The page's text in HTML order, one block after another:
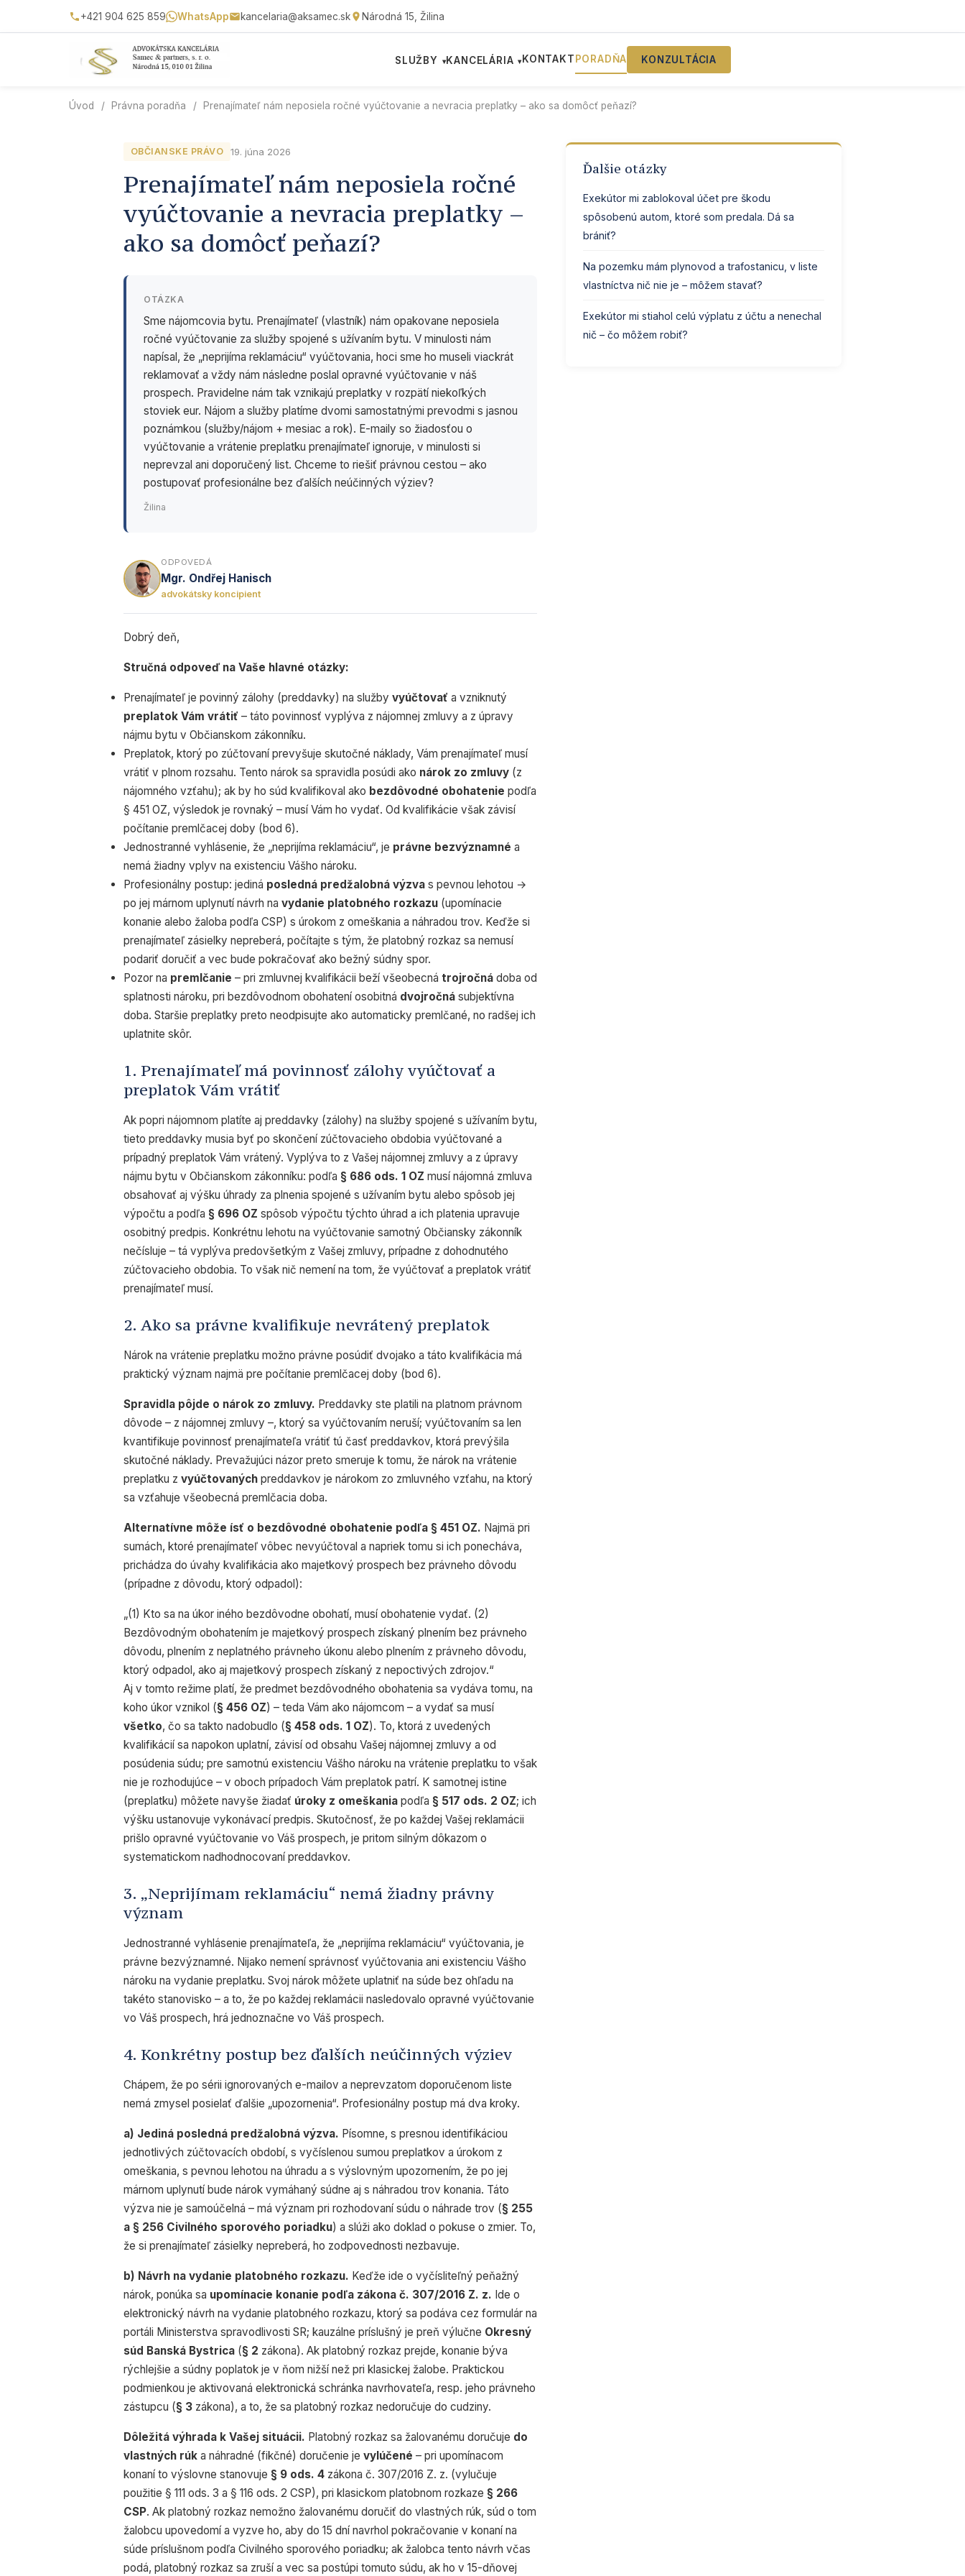
+421 904 625 859 WhatsApp kancelaria@aksamec.sk Národná 15, Žilina
SLUŽBY ▾KANCELÁRIA ▾KONTAKT PORADŇA KONZULTÁCIA
Úvod / Právna poradňa / Prenajímateľ nám neposiela ročné vyúčtovanie a nevracia preplatky – ako sa domôcť peňazí?
OBČIANSKE PRÁVO 19. júna 2026
Prenajímateľ nám neposiela ročné
vyúčtovanie a nevracia preplatky –
ako sa domôcť peňazí?
OTÁZKA
Sme nájomcovia bytu. Prenajímateľ (vlastník) nám opakovane neposiela
ročné vyúčtovanie za služby spojené s užívaním bytu. V minulosti nám
napísal, že „neprijíma reklamáciu“ vyúčtovania, hoci sme ho museli viackrát
reklamovať a vždy nám následne poslal opravné vyúčtovanie v náš
prospech. Pravidelne nám tak vznikajú preplatky v rozpätí niekoľkých
stoviek eur. Nájom a služby platíme dvomi samostatnými prevodmi s jasnou
poznámkou (služby/nájom + mesiac a rok). E-maily so žiadosťou o
vyúčtovanie a vrátenie preplatku prenajímateľ ignoruje, v minulosti si
neprevzal ani doporučený list. Chceme to riešiť právnou cestou – ako
postupovať profesionálne bez ďalších neúčinných výziev?
Žilina
ODPOVEDÁ
Mgr. Ondřej Hanisch
advokátsky koncipient
Dobrý deň,
Stručná odpoveď na Vaše hlavné otázky:
Prenajímateľ je povinný zálohy (preddavky) na služby vyúčtovať a vzniknutý
preplatok Vám vrátiť – táto povinnosť vyplýva z nájomnej zmluvy a z úpravy
nájmu bytu v Občianskom zákonníku.
Preplatok, ktorý po zúčtovaní prevyšuje skutočné náklady, Vám prenajímateľ musí
vrátiť v plnom rozsahu. Tento nárok sa spravidla posúdi ako nárok zo zmluvy (z
nájomného vzťahu); ak by ho súd kvalifikoval ako bezdôvodné obohatenie podľa
§ 451 OZ, výsledok je rovnaký – musí Vám ho vydať. Od kvalifikácie však závisí
počítanie premlčacej doby (bod 6).
Jednostranné vyhlásenie, že „neprijíma reklamáciu“, je právne bezvýznamné a
nemá žiadny vplyv na existenciu Vášho nároku.
Profesionálny postup: jediná posledná predžalobná výzva s pevnou lehotou →
po jej márnom uplynutí návrh na vydanie platobného rozkazu (upomínacie
konanie alebo žaloba podľa CSP) s úrokom z omeškania a náhradou trov. Keďže si
prenajímateľ zásielky nepreberá, počítajte s tým, že platobný rozkaz sa nemusí
podariť doručiť a vec bude pokračovať ako bežný súdny spor.
Pozor na premlčanie – pri zmluvnej kvalifikácii beží všeobecná trojročná doba od
splatnosti nároku, pri bezdôvodnom obohatení osobitná dvojročná subjektívna
doba. Staršie preplatky preto neodpisujte ako automaticky premlčané, no radšej ich
uplatnite skôr.
1. Prenajímateľ má povinnosť zálohy vyúčtovať a
preplatok Vám vrátiť
Ak popri nájomnom platíte aj preddavky (zálohy) na služby spojené s užívaním bytu,
tieto preddavky musia byť po skončení zúčtovacieho obdobia vyúčtované a
prípadný preplatok Vám vrátený. Vyplýva to z Vašej nájomnej zmluvy a z úpravy
nájmu bytu v Občianskom zákonníku: podľa § 686 ods. 1 OZ musí nájomná zmluva
obsahovať aj výšku úhrady za plnenia spojené s užívaním bytu alebo spôsob jej
výpočtu a podľa § 696 OZ spôsob výpočtu týchto úhrad a ich platenia upravuje
osobitný predpis. Konkrétnu lehotu na vyúčtovanie samotný Občiansky zákonník
nečísluje – tá vyplýva predovšetkým z Vašej zmluvy, prípadne z dohodnutého
zúčtovacieho obdobia. To však nič nemení na tom, že vyúčtovať a preplatok vrátiť
prenajímateľ musí.
2. Ako sa právne kvalifikuje nevrátený preplatok
Nárok na vrátenie preplatku možno právne posúdiť dvojako a táto kvalifikácia má
praktický význam najmä pre počítanie premlčacej doby (bod 6).
Spravidla pôjde o nárok zo zmluvy. Preddavky ste platili na platnom právnom
dôvode – z nájomnej zmluvy –, ktorý sa vyúčtovaním neruší; vyúčtovaním sa len
kvantifikuje povinnosť prenajímateľa vrátiť tú časť preddavkov, ktorá prevýšila
skutočné náklady. Prevažujúci názor preto smeruje k tomu, že nárok na vrátenie
preplatku z vyúčtovaných preddavkov je nárokom zo zmluvného vzťahu, na ktorý
sa vzťahuje všeobecná premlčacia doba.
Alternatívne môže ísť o bezdôvodné obohatenie podľa § 451 OZ. Najmä pri
sumách, ktoré prenajímateľ vôbec nevyúčtoval a napriek tomu si ich ponecháva,
prichádza do úvahy kvalifikácia ako majetkový prospech bez právneho dôvodu
(prípadne z dôvodu, ktorý odpadol):
„(1) Kto sa na úkor iného bezdôvodne obohatí, musí obohatenie vydať. (2)
Bezdôvodným obohatením je majetkový prospech získaný plnením bez právneho
dôvodu, plnením z neplatného právneho úkonu alebo plnením z právneho dôvodu,
ktorý odpadol, ako aj majetkový prospech získaný z nepoctivých zdrojov.“
Aj v tomto režime platí, že predmet bezdôvodného obohatenia sa vydáva tomu, na
koho úkor vznikol (§ 456 OZ) – teda Vám ako nájomcom – a vydať sa musí
všetko, čo sa takto nadobudlo (§ 458 ods. 1 OZ). To, ktorá z uvedených
kvalifikácií sa napokon uplatní, závisí od obsahu Vašej nájomnej zmluvy a od
posúdenia súdu; pre samotnú existenciu Vášho nároku na vrátenie preplatku to však
nie je rozhodujúce – v oboch prípadoch Vám preplatok patrí. K samotnej istine
(preplatku) môžete navyše žiadať úroky z omeškania podľa § 517 ods. 2 OZ; ich
výšku ustanovuje vykonávací predpis. Skutočnosť, že po každej Vašej reklamácii
prišlo opravné vyúčtovanie vo Váš prospech, je pritom silným dôkazom o
systematickom nadhodnocovaní preddavkov.
3. „Neprijímam reklamáciu“ nemá žiadny právny
význam
Jednostranné vyhlásenie prenajímateľa, že „neprijíma reklamáciu“ vyúčtovania, je
právne bezvýznamné. Nijako nemení správnosť vyúčtovania ani existenciu Vášho
nároku na vydanie preplatku. Svoj nárok môžete uplatniť na súde bez ohľadu na
takéto stanovisko – a to, že po každej reklamácii nasledovalo opravné vyúčtovanie
vo Váš prospech, hrá jednoznačne vo Váš prospech.
4. Konkrétny postup bez ďalších neúčinných výziev
Chápem, že po sérii ignorovaných e-mailov a neprevzatom doporučenom liste
nemá zmysel posielať ďalšie „upozornenia“. Profesionálny postup má dva kroky.
a) Jediná posledná predžalobná výzva. Písomne, s presnou identifikáciou
jednotlivých zúčtovacích období, s vyčíslenou sumou preplatkov a úrokom z
omeškania, s pevnou lehotou na úhradu a s výslovným upozornením, že po jej
márnom uplynutí bude nárok vymáhaný súdne aj s náhradou trov konania. Táto
výzva nie je samoúčelná – má význam pri rozhodovaní súdu o náhrade trov (§ 255
a § 256 Civilného sporového poriadku) a slúži ako doklad o pokuse o zmier. To,
že si prenajímateľ zásielky nepreberá, ho zodpovednosti nezbavuje.
b) Návrh na vydanie platobného rozkazu. Keďže ide o vyčísliteľný peňažný
nárok, ponúka sa upomínacie konanie podľa zákona č. 307/2016 Z. z. Ide o
elektronický návrh na vydanie platobného rozkazu, ktorý sa podáva cez formulár na
portáli Ministerstva spravodlivosti SR; kauzálne príslušný je preň výlučne Okresný
súd Banská Bystrica (§ 2 zákona). Ak platobný rozkaz prejde, konanie býva
rýchlejšie a súdny poplatok je v ňom nižší než pri klasickej žalobe. Praktickou
podmienkou je aktivovaná elektronická schránka navrhovateľa, resp. jeho právneho
zástupcu (§ 3 zákona), a to, že sa platobný rozkaz nedoručuje do cudziny.
Dôležitá výhrada k Vašej situácii. Platobný rozkaz sa žalovanému doručuje do
vlastných rúk a náhradné (fikčné) doručenie je vylúčené – pri upomínacom
konaní to výslovne stanovuje § 9 ods. 4 zákona č. 307/2016 Z. z. (vylučuje
použitie § 111 ods. 3 a § 116 ods. 2 CSP), pri klasickom platobnom rozkaze § 266
CSP. Ak platobný rozkaz nemožno žalovanému doručiť do vlastných rúk, súd o tom
žalobcu upovedomí a vyzve ho, aby do 15 dní navrhol pokračovanie v konaní na
súde príslušnom podľa Civilného sporového poriadku; ak žalobca tento návrh včas
podá, platobný rozkaz sa zruší a vec sa postúpi tomuto súdu, ak ho v 15-dňovej
Ďalšie otázky
Exekútor mi zablokoval účet pre škodu
spôsobenú autom, ktoré som predala. Dá sa
brániť?
Na pozemku mám plynovod a trafostanicu, v liste
vlastníctva nič nie je – môžem stavať?
Exekútor mi stiahol celú výplatu z účtu a nenechal
nič – čo môžem robiť?